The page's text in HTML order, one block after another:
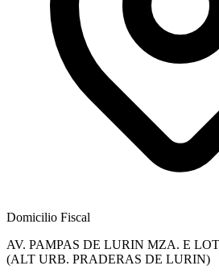
Domicilio Fiscal
AV. PAMPAS DE LURIN MZA. E
(ALT URB. PRADERAS DE LURIN)